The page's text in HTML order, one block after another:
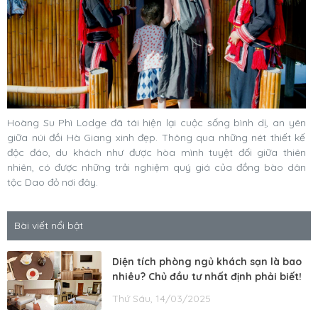
Hoàng Su Phì Lodge đã tái hiện lại cuộc sống bình dị, an yên
giữa núi đồi Hà Giang xinh đẹp. Thông qua những nét thiết kế
độc đáo, du khách như được hòa mình tuyệt đối giữa thiên
nhiên, có được những trải nghiệm quý giá của đồng bào dân
tộc Dao đỏ nơi đây.
Bài viết nổi bật
Diện tích phòng ngủ khách sạn là bao
nhiêu? Chủ đầu tư nhất định phải biết!
Thứ Sáu, 14/03/2025